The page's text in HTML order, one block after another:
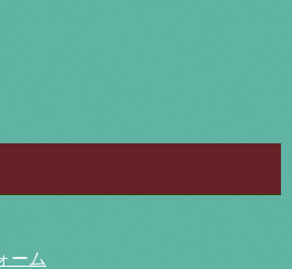
ーム